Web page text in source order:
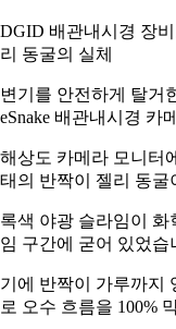
배관내시경 장비
동굴의 실체
기를 안전하게 탈거
배관내시경 카
상도 카메라 모니터
의 반짝이 젤리 동굴
색 야광 슬라임이
구간에 굳어 있었습
에 반짝이 가루까지
오수 흐름을 100%